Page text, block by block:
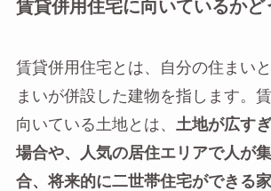
賃貸併用住宅に向いているかど
賃貸併用住宅とは、自分の住まい
まいが併設した建物を指します。
向いている土地とは、
土地が広す
場合や、人気の居住エリアで人が
合、将来的に二世帯住宅ができる